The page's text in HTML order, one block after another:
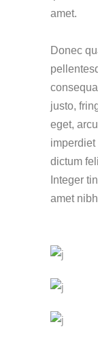
amet.
Donec
justo,
eget,
dictum
Integer
amet